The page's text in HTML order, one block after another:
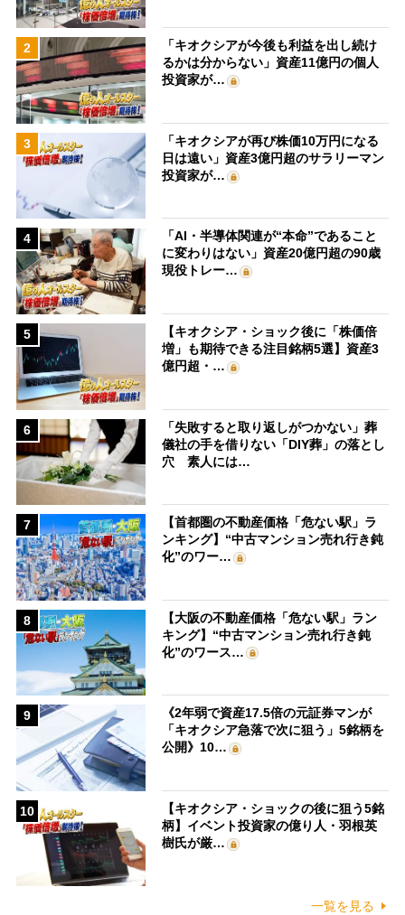
2
「キオクシアが今後も利益を出し続け
るかは分からない」資産11億円の個人
投資家が…
3
「キオクシアが再び株価10万円になる
日は遠い」資産3億円超のサラリーマン
投資家が…
4
「AI・半導体関連が“本命”であること
に変わりはない」資産20億円超の90歳
現役トレー…
5
【キオクシア・ショック後に「株価倍
増」も期待できる注目銘柄5選】資産3
億円超・…
6
「失敗すると取り返しがつかない」葬
儀社の手を借りない「DIY葬」の落とし
穴 素人には…
7
【首都圏の不動産価格「危ない駅」ラ
ンキング】“中古マンション売れ行き鈍
化”のワー…
8
【大阪の不動産価格「危ない駅」ラン
キング】“中古マンション売れ行き鈍
化”のワース…
9
《2年弱で資産17.5倍の元証券マンが
「キオクシア急落で次に狙う」5銘柄を
公開》10…
10
【キオクシア・ショックの後に狙う5銘
柄】イベント投資家の億り人・羽根英
樹氏が厳…
一覧を見る